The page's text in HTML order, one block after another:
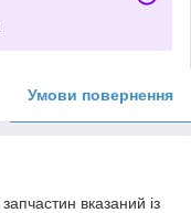
Умови повернення
вказаний із